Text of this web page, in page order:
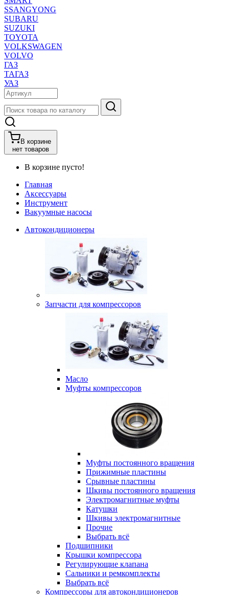
SSANGYONG
SUBARU
SUZUKI
TOYOTA
VOLKSWAGEN
VOLVO
ГАЗ
ТАГАЗ
УАЗ
В корзине
нет товаров
В корзине пусто!
Главная
Аксессуары
Инструмент
Вакуумные насосы
Автокондиционеры
Запчасти для компрессоров
Масло
Муфты компрессоров
Муфты постоянного вращения
Прижимные пластины
Срывные пластины
Шкивы постоянного вращения
Электромагнитные муфты
Катушки
Шкивы электромагнитные
Прочие
Выбрать всё
Подшипники
Крышки компрессора
Регулирующие клапана
Сальники и ремкомплекты
Выбрать всё
Компрессоры для автокондиционеров